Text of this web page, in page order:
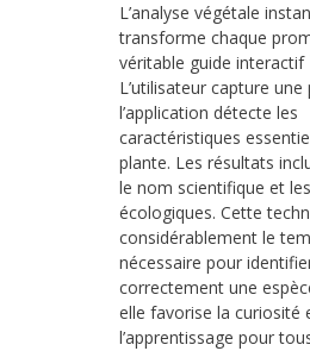
L’analyse végétale
transforme chaque
véritable guide interactif
L’utilisateur capture
l’application détecte les
caractéristiques
plante. Les résultats
le nom scientifique et
écologiques. Cette
considérablement le
nécessaire pour
correctement une
elle favorise la curiosité
l’apprentissage pour